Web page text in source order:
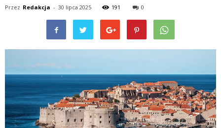
Przez Redakcja - 30 lipca 2025 191 0